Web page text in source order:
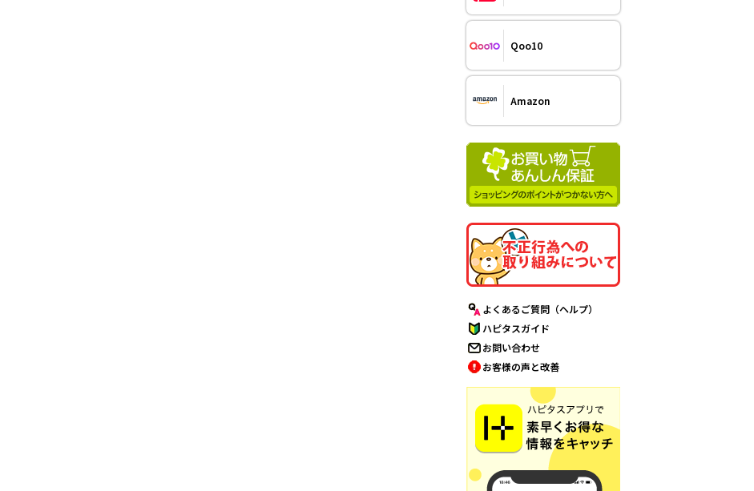
Qoo10
Amazon
よくあるご質問（ヘルプ）
ハピタスガイド
お問い合わせ
お客様の声と改善